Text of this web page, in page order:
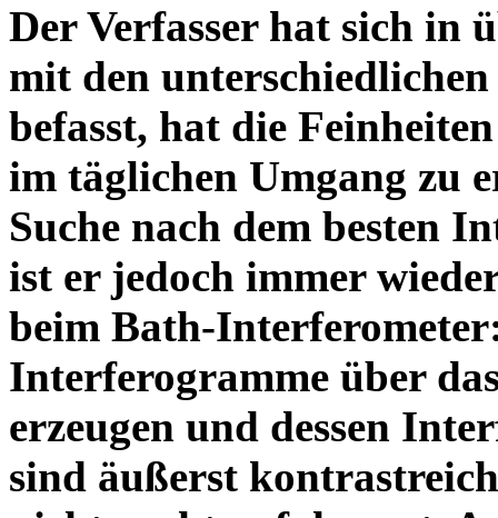
Der Verfasser hat sich in
mit den
befasst, hat die Feinheiten
im täglichen Umgang zu
Suche nach dem besten
ist er jedoch immer
beim Bath-
Interferogramme über
erzeugen und dessen
sind äußerst